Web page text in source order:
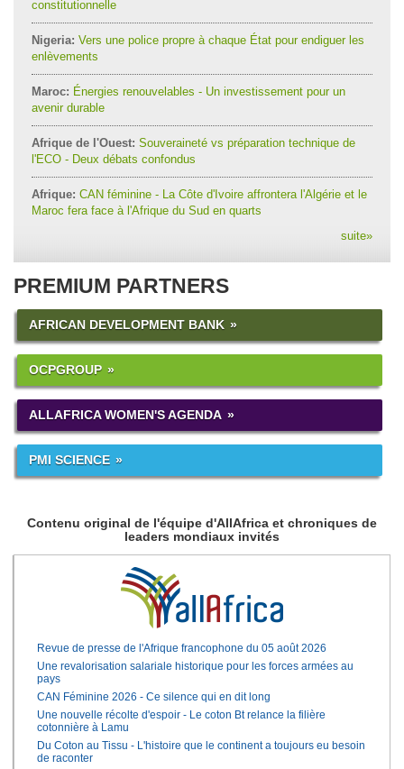
constitutionnelle
Nigeria: Vers une police propre à chaque État pour endiguer les
enlèvements
Maroc: Énergies renouvelables - Un investissement pour un
avenir durable
Afrique de l'Ouest: Souveraineté vs préparation technique de
l'ECO - Deux débats confondus
Afrique: CAN féminine - La Côte d'Ivoire affrontera l'Algérie et le
Maroc fera face à l'Afrique du Sud en quarts
suite»
PREMIUM PARTNERS
AFRICAN DEVELOPMENT BANK
OCPGROUP
ALLAFRICA WOMEN'S AGENDA
PMI SCIENCE
Contenu original de l'équipe d'AllAfrica et chroniques de
leaders mondiaux invités
Revue de presse de l'Afrique francophone du 05 août 2026
Une revalorisation salariale historique pour les forces armées au
pays
CAN Féminine 2026 - Ce silence qui en dit long
Une nouvelle récolte d'espoir - Le coton Bt relance la filière
cotonnière à Lamu
Du Coton au Tissu - L'histoire que le continent a toujours eu besoin
de raconter